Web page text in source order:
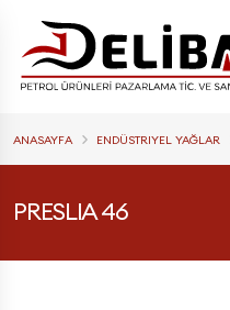
ANASAYFA ENDÜSTRIYEL YAĞLAR
PRESLIA 46